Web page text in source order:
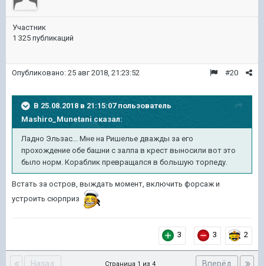
Участник
1 325 публикаций
#20
Опубликовано: 25 авг 2018, 21:23:52
В 25.08.2018 в 21:15:07 пользователь
Mashiro_Munetani сказал:
Ладно Эльзас... Мне на Ришелье дважды за его
прохождение обе башни с залпа в крест выносили вот это
было норм. Кораблик превращался в большую торпеду.
Встать за остров, выждать момент, включить форсаж и
устроить сюрприз
3 3 2
Назад Вперёд
Страница 1 из 4